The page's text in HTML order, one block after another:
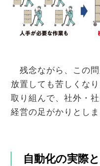
残念ながら、この問
放置しても苦しくな
取り組んで、社外・
経営の足がかりとしま
自動化の実際